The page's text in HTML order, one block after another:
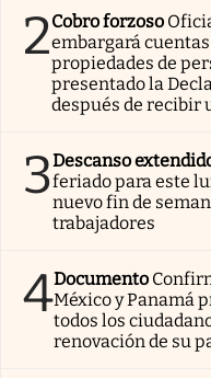
2Cobro forzoso
embargará
propiedades de
presentado la
después de recibir
3Descanso
feriado para este
nuevo fin de
trabajadores
4Documento
México y Panamá
todos los
renovación de su